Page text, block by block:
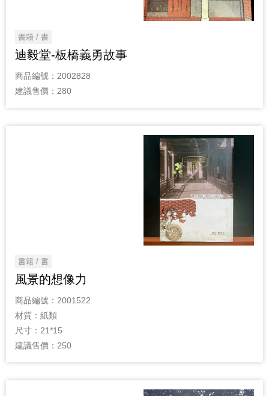
書籍 / 書
迪毅堂-板橋義勇故事
商品編號： 2002828
建議售價： 280
書籍 / 書
風景的想像力
商品編號： 2001522
材質： 紙類
尺寸： 21*15
建議售價： 250